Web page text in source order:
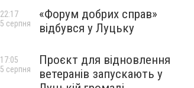
«Форум добрих справ»
відбувся у Луцьку
22:17
5 серпня
Проєкт для відновлення
ветеранів запускають у
17:05
5 серпня